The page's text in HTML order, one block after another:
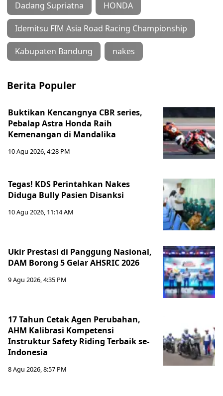
Dadang Supriatna HONDA
Idemitsu FIM Asia Road Racing Championship
Kabupaten Bandung nakes
Berita Populer
Buktikan Kencangnya CBR series,
Pebalap Astra Honda Raih
Kemenangan di Mandalika
10 Agu 2026, 4:28 PM
Tegas! KDS Perintahkan Nakes
Diduga Bully Pasien Disanksi
10 Agu 2026, 11:14 AM
Ukir Prestasi di Panggung Nasional,
DAM Borong 5 Gelar AHSRIC 2026
9 Agu 2026, 4:35 PM
17 Tahun Cetak Agen Perubahan,
AHM Kalibrasi Kompetensi
Instruktur Safety Riding Terbaik se-
Indonesia
8 Agu 2026, 8:57 PM